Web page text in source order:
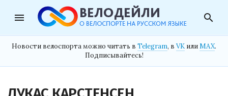
menu search
Новости велоспорта можно читать в Telegram, в VK илиMAX.
Подписывайтесь!